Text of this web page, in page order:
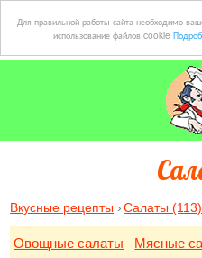
Для правильной работы сайта необходимо
использование файлов cookie
Вкусные рецепты Салаты (113)
Овощные салаты Мясные